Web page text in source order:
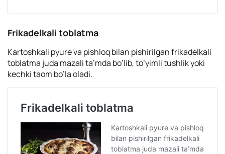
Frikadelkali toblatma
Kartoshkali pyure va pishloq bilan pishirilgan frikadelkali
toblatma juda mazali ta’mda bo’lib, to’yimli tushlik yoki
kechki taom bo’la oladi.